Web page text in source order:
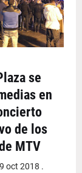
se
en
de los
MTV
oct 2018 .